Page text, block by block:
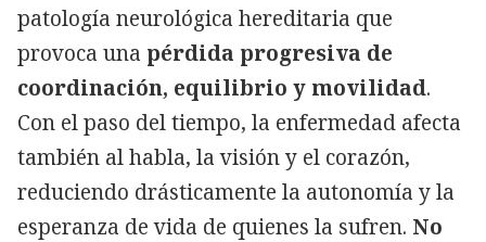
patología neurológica hereditaria que
provoca una pérdida progresiva de
coordinación, equilibrio y movilidad.
Con el paso del tiempo, la enfermedad afecta
también al habla, la visión y el corazón,
reduciendo drásticamente la autonomía y la
esperanza de vida de quienes la sufren. No